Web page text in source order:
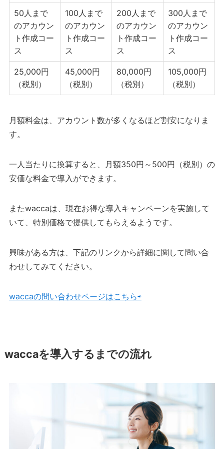
50人まで
のアカウン
ト作成コー
ス
100人まで
のアカウン
ト作成コー
ス
200人まで
のアカウン
ト作成コー
ス
300人まで
のアカウン
ト作成コー
ス
25,000円
（税別）
45,000円
（税別）
80,000円
（税別）
105,000円
（税別）
月額料金は、アカウント数が多くなるほど割安になりま
す。
一人当たりに換算すると、月額350円～500円（税別）の
安価な料金で導入ができます。
またwaccaは、現在お得な導入キャンペーンを実施して
いて、特別価格で提供してもらえるようです。
興味がある方は、下記のリンクから詳細に関して問い合
わせしてみてください。
waccaの問い合わせページはこちら⇨
waccaを導入するまでの流れ